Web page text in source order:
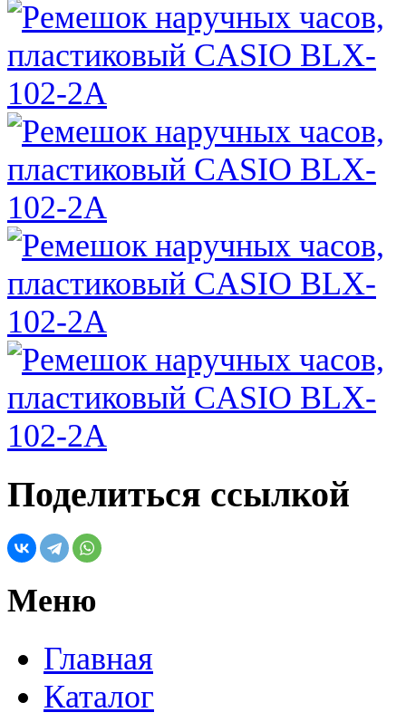
Поделиться ссылкой
Меню
Главная
Каталог